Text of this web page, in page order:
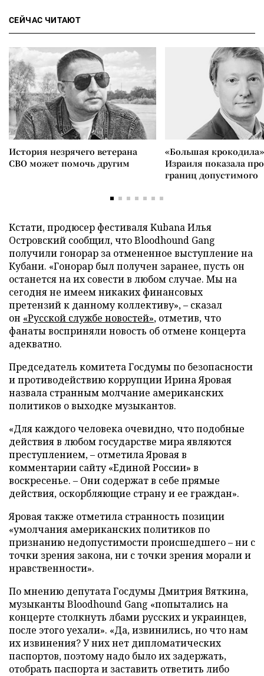
СЕЙЧАС ЧИТАЮТ
История незрячего ветерана
СВО может помочь другим
«Большая
Израиля показала
границ допустимого
Кстати, продюсер фестиваля Kubana Илья
Островский сообщил, что Bloodhound Gang
получили гонорар за отмененное выступление на
Кубани. «Гонорар был получен заранее, пусть он
останется на их совести в любом случае. Мы на
сегодня не имеем никаких финансовых
претензий к данному коллективу», – сказал
он «Русской службе новостей», отметив, что
фанаты восприняли новость об отмене концерта
адекватно.
Председатель комитета Госдумы по безопасности
и противодействию коррупции Ирина Яровая
назвала странным молчание американских
политиков о выходке музыкантов.
«Для каждого человека очевидно, что подобные
действия в любом государстве мира являются
преступлением, – отметила Яровая в
комментарии сайту «Единой России» в
воскресенье. – Они содержат в себе прямые
действия, оскорбляющие страну и ее граждан».
Яровая также отметила странность позиции
«умолчания американских политиков по
признанию недопустимости происшедшего – ни с
точки зрения закона, ни с точки зрения морали и
нравственности».
По мнению депутата Госдумы Дмитрия Вяткина,
музыканты Bloodhound Gang «попытались на
концерте столкнуть лбами русских и украинцев,
после этого уехали». «Да, извинились, но что нам
их извинения? У них нет дипломатических
паспортов, поэтому надо было их задержать,
отобрать паспорта и заставить ответить либо